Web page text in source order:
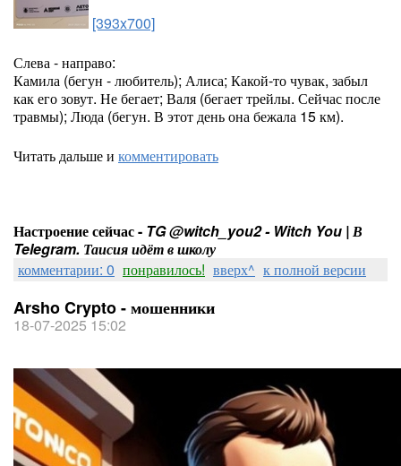
[393x700]
Слева - направо:
Камила (бегун - любитель); Алиса; Какой-то чувак, забыл
как его зовут. Не бегает; Валя (бегает трейлы. Сейчас после
травмы); Люда (бегун. В этот день она бежала 15 км).
Читать дальше и комментировать
Настроение сейчас - TG @witch_you2 - Witch You | В
Telegram. Таисия идёт в школу
комментарии: 0 понравилось! вверх^ к полной версии
Arsho Crypto - мошенники
18-07-2025 15:02